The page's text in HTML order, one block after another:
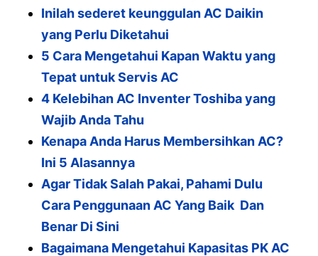
Inilah sederet keunggulan AC Daikin
yang Perlu Diketahui
5 Cara Mengetahui Kapan Waktu yang
Tepat untuk Servis AC
4 Kelebihan AC Inventer Toshiba yang
Wajib Anda Tahu
Kenapa Anda Harus Membersihkan AC?
Ini 5 Alasannya
Agar Tidak Salah Pakai, Pahami Dulu
Cara Penggunaan AC Yang Baik Dan
Benar Di Sini
Bagaimana Mengetahui Kapasitas PK AC